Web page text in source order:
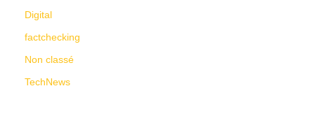
Digital
factchecking
Non classé
TechNews